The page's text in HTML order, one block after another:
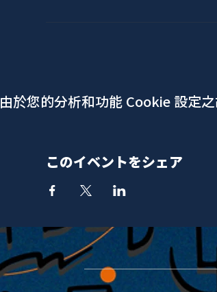
由於您的分析和功能 Cookie 設定
このイベントをシェア